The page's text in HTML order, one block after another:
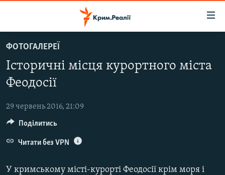
до
основного
матеріалу
Перейти
до
навігації
Перейти
пошуку
ВОДА.КРИМ
ВІДЕО ТА ФОТО
ПОЛІТИКА
БЛОГИ
ПОГЛЯД
ФОТОГАЛЕРЕЇ
Історичні місця курортного міста
Феодосії
29 червень 2016, 21:09
У кримському місті-курорті Феодосії крім моря і
Поділитись
Читати без VPN